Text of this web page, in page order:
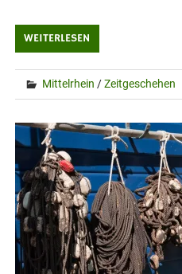
WEITERLESEN
Mittelrhein /Zeitgeschehen